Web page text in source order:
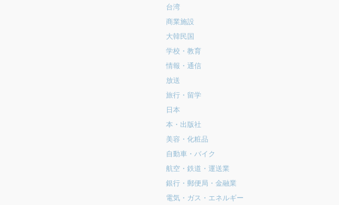
台湾
商業施設
大韓民国
学校・教育
情報・通信
放送
旅行・留学
日本
本・出版社
美容・化粧品
自動車・バイク
航空・鉄道・運送業
銀行・郵便局・金融業
電気・ガス・エネルギー